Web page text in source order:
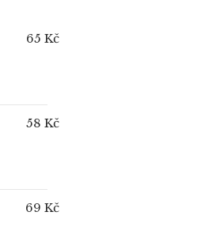
65 Kč
58 Kč
69 Kč